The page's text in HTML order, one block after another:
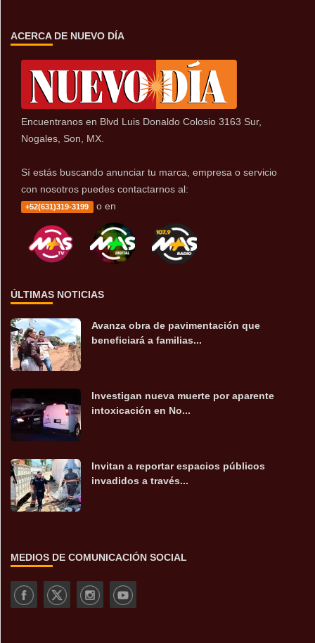
ACERCA DE NUEVO DÍA
Encuentranos en Blvd Luis Donaldo Colosio 3163 Sur,
Nogales, Son, MX.
Sí estás buscando anunciar tu marca, empresa o servicio
con nosotros puedes contactarnos al:
+52(631)319-3199 o en
ÚLTIMAS NOTICIAS
Avanza obra de pavimentación que
beneficiará a familias...
Investigan nueva muerte por aparente
intoxicación en No...
Invitan a reportar espacios públicos
invadidos a través...
MEDIOS DE COMUNICACIÓN SOCIAL